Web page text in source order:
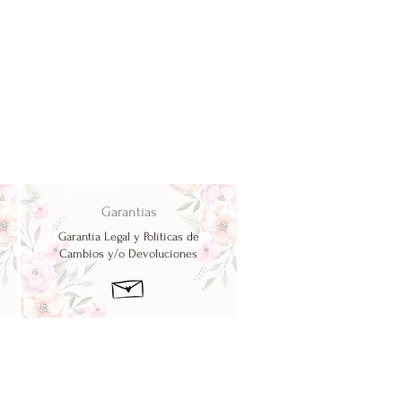
Garantías
Garantía Legal y Políticas de
Cambios y/o Devoluciones